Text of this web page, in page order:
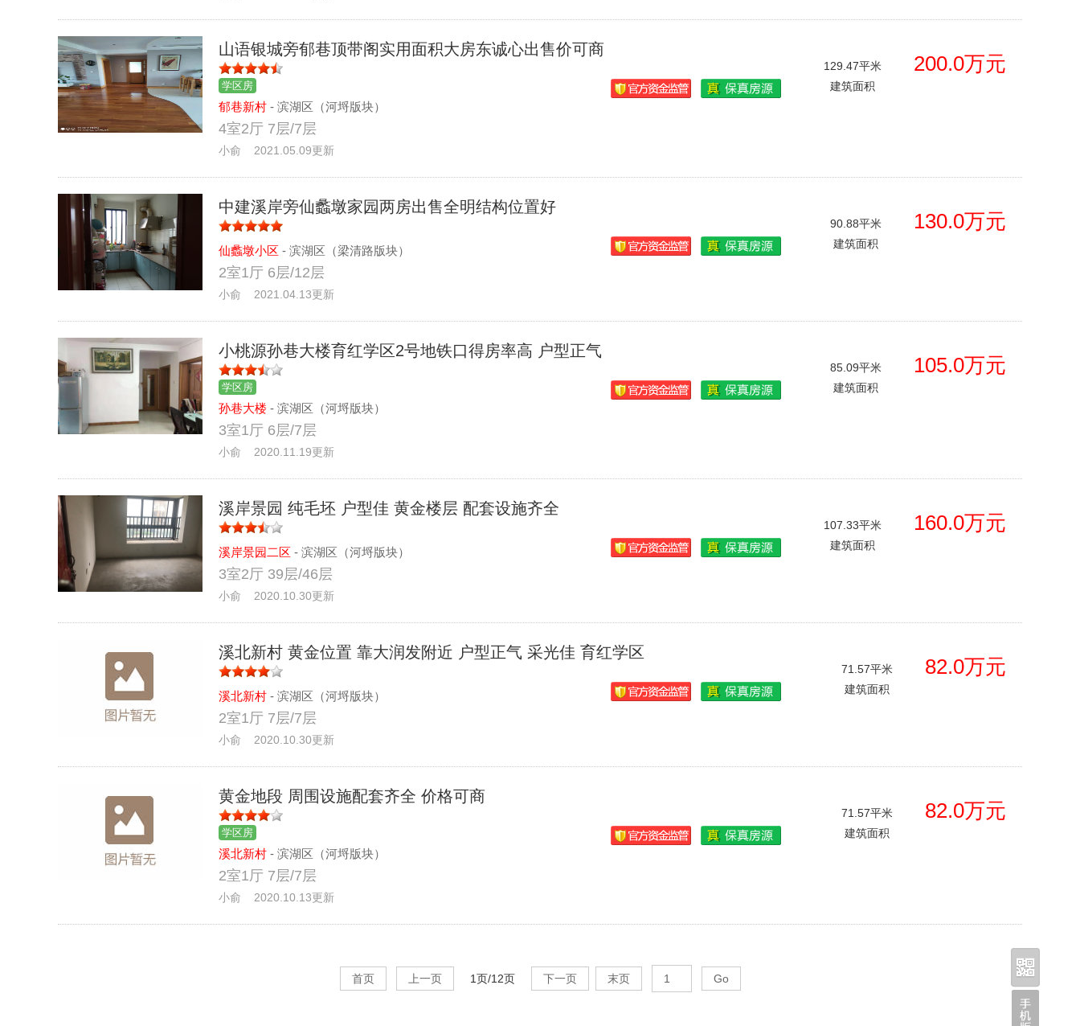
山语银城旁郁巷顶带阁实用面积大房东诚心出售价可商
学区房
郁巷新村 - 滨湖区（河埒版块）
4室2厅 7层/7层
小俞 2021.05.09更新
200.0万元
129.47平米
建筑面积
中建溪岸旁仙蠡墩家园两房出售全明结构位置好
仙蠡墩小区 - 滨湖区（梁清路版块）
2室1厅 6层/12层
小俞 2021.04.13更新
130.0万元
90.88平米
建筑面积
小桃源孙巷大楼育红学区2号地铁口得房率高 户型正气
学区房
孙巷大楼 - 滨湖区（河埒版块）
3室1厅 6层/7层
小俞 2020.11.19更新
105.0万元
85.09平米
建筑面积
溪岸景园 纯毛坯 户型佳 黄金楼层 配套设施齐全
溪岸景园二区 - 滨湖区（河埒版块）
3室2厅 39层/46层
小俞 2020.10.30更新
160.0万元
107.33平米
建筑面积
溪北新村 黄金位置 靠大润发附近 户型正气 采光佳 育红学区
溪北新村 - 滨湖区（河埒版块）
2室1厅 7层/7层
小俞 2020.10.30更新
82.0万元
71.57平米
建筑面积
黄金地段 周围设施配套齐全 价格可商
学区房
溪北新村 - 滨湖区（河埒版块）
2室1厅 7层/7层
小俞 2020.10.13更新
82.0万元
71.57平米
建筑面积
首页 上一页 1页/12页 下一页 末页 Go